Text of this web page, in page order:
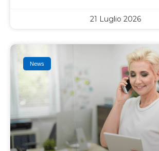
21 Luglio 2026
News